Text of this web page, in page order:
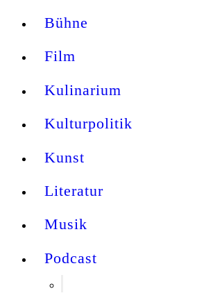
Bühne
Film
Kulinarium
Kulturpolitik
Kunst
Literatur
Musik
Podcast